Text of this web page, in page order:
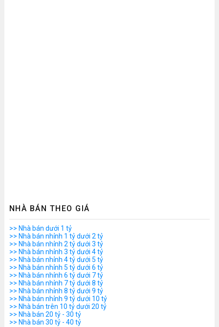
NHÀ BÁN THEO GIÁ
>> Nhà bán dưới 1 tỷ
>> Nhà bán nhỉnh 1 tỷ dưới 2 tỷ
>> Nhà bán nhỉnh 2 tỷ dưới 3 tỷ
>> Nhà bán nhỉnh 3 tỷ dưới 4 tỷ
>> Nhà bán nhỉnh 4 tỷ dưới 5 tỷ
>> Nhà bán nhỉnh 5 tỷ dưới 6 tỷ
>> Nhà bán nhỉnh 6 tỷ dưới 7 tỷ
>> Nhà bán nhỉnh 7 tỷ dưới 8 tỷ
>> Nhà bán nhỉnh 8 tỷ dưới 9 tỷ
>> Nhà bán nhỉnh 9 tỷ dưới 10 tỷ
>> Nhà bán trên 10 tỷ dưới 20 tỷ
>> Nhà bán 20 tỷ - 30 tỷ
>> Nhà bán 30 tỷ - 40 tỷ